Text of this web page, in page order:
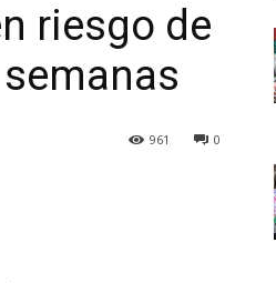
riesgo de
0
961